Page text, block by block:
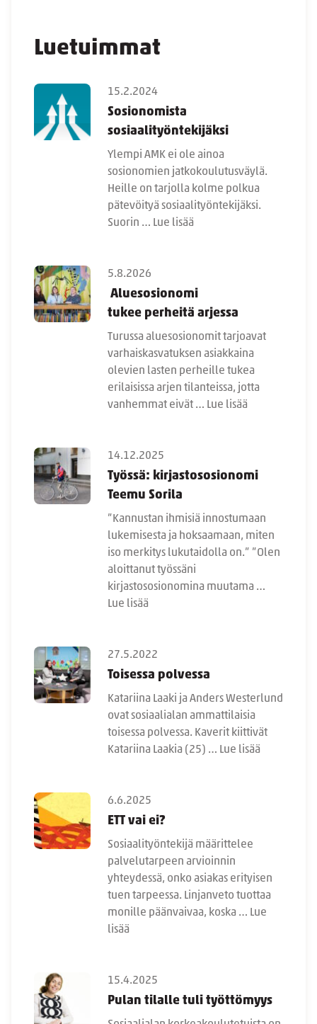
Luetuimmat
15.2.2024
Sosionomista
sosiaalityöntekijäksi
Ylempi AMK ei ole ainoa
sosionomien jatkokoulutusväylä.
Heille on tarjolla kolme polkua
pätevöityä sosiaalityöntekijäksi.
Suorin … Lue lisää
5.8.2026
Aluesosionomi
tukee perheitä arjessa
Turussa aluesosionomit tarjoavat
varhaiskasvatuksen asiakkaina
olevien lasten perheille tukea
erilaisissa arjen tilanteissa, jotta
vanhemmat eivät … Lue lisää
14.12.2025
Työssä: kirjastososionomi
Teemu Sorila
”Kannustan ihmisiä innostumaan
lukemisesta ja hoksaamaan, miten
iso merkitys lukutaidolla on.” ”Olen
aloittanut työssäni
kirjastososionomina muutama …
Lue lisää
27.5.2022
Toisessa polvessa
Katariina Laaki ja Anders Westerlund
ovat sosiaalialan ammattilaisia
toisessa polvessa. Kaverit kiittivät
Katariina Laakia (25) … Lue lisää
6.6.2025
ETT vai ei?
Sosiaalityöntekijä määrittelee
palvelutarpeen arvioinnin
yhteydessä, onko asiakas erityisen
tuen tarpeessa. Linjanveto tuottaa
monille päänvaivaa, koska … Lue
lisää
15.4.2025
Pulan tilalle tuli työttömyys